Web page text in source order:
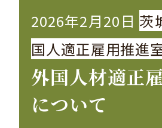
2026年2月20日 茨
国人適正雇用推進
外国人材適正
について